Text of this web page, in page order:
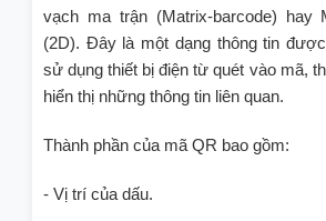
vạch ma trận (Matrix-barcode) hay
(2D). Đây là một dạng thông tin
sử dụng thiết bị điện từ quét vào mã,
hiển thị những thông tin liên quan.
Thành phần của mã QR bao gồm:
- Vị trí của dấu.